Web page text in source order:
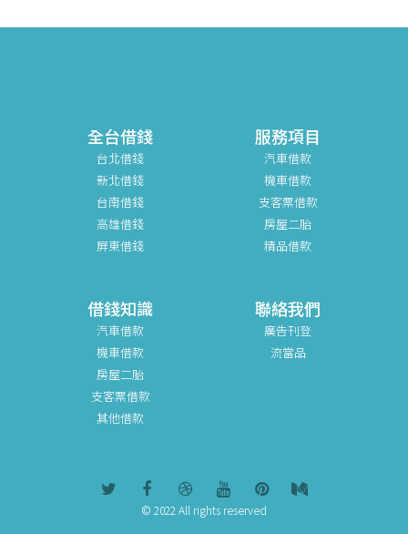
全台借錢
台北借錢
新北借錢
台南借錢
高雄借錢
屏東借錢
服務項目
汽車借款
機車借款
支客票借款
房屋二胎
精品借款
借錢知識
汽車借款
機車借款
房屋二胎
支客票借款
其他借款
聯絡我們
廣告刊登
流當品
© 2022 All rights reserved